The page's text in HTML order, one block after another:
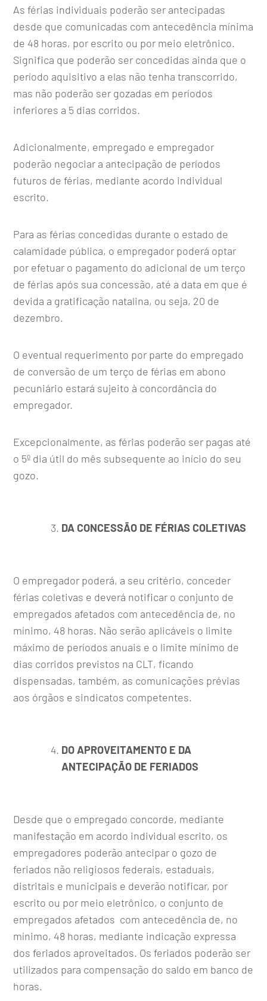
As férias individuais poderão ser antecipadas
desde que comunicadas com antecedência mínima
de 48 horas, por escrito ou por meio eletrônico.
Significa que poderão ser concedidas ainda que o
período aquisitivo a elas não tenha transcorrido,
mas não poderão ser gozadas em períodos
inferiores a 5 dias corridos.
Adicionalmente, empregado e empregador
poderão negociar a antecipação de períodos
futuros de férias, mediante acordo individual
escrito.
Para as férias concedidas durante o estado de
calamidade pública, o empregador poderá optar
por efetuar o pagamento do adicional de um terço
de férias após sua concessão, até a data em que é
devida a gratificação natalina, ou seja, 20 de
dezembro.
O eventual requerimento por parte do empregado
de conversão de um terço de férias em abono
pecuniário estará sujeito à concordância do
empregador.
Excepcionalmente, as férias poderão ser pagas até
o 5º dia útil do mês subsequente ao início do seu
gozo.
DA CONCESSÃO DE FÉRIAS COLETIVAS
O empregador poderá, a seu critério, conceder
férias coletivas e deverá notificar o conjunto de
empregados afetados com antecedência de, no
mínimo, 48 horas. Não serão aplicáveis o limite
máximo de períodos anuais e o limite mínimo de
dias corridos previstos na CLT, ficando
dispensadas, também, as comunicações prévias
aos órgãos e sindicatos competentes.
DO APROVEITAMENTO E DA
ANTECIPAÇÃO DE FERIADOS
Desde que o empregado concorde, mediante
manifestação em acordo individual escrito, os
empregadores poderão antecipar o gozo de
feriados não religiosos federais, estaduais,
distritais e municipais e deverão notificar, por
escrito ou por meio eletrônico, o conjunto de
empregados afetados com antecedência de, no
mínimo, 48 horas, mediante indicação expressa
dos feriados aproveitados. Os feriados poderão ser
utilizados para compensação do saldo em banco de
horas.